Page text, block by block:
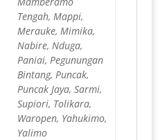
Tengah, Mappi,
Merauke, Mimika,
Nabire, Nduga,
Paniai, Pegunungan
Bintang, Puncak,
Puncak Jaya, Sarmi,
Supiori, Tolikara,
Waropen, Yahukimo,
Yalimo